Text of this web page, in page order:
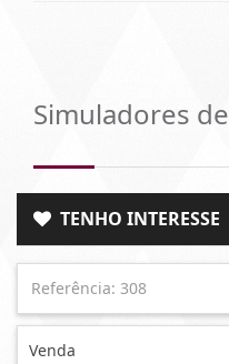
Simuladores de
TENHO INTERESSE
Venda